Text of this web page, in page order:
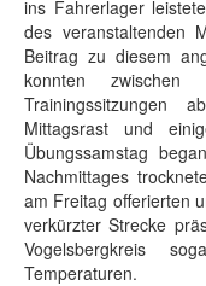
ins Fahrerlager
des veranstaltenden
Beitrag zu diesem
konnten
Trainingssitzungen
Mittagsrast und
Übungssamstag
Nachmittages
am Freitag offerierten
verkürzter Strecke
Vogelsbergkreis
Temperaturen.